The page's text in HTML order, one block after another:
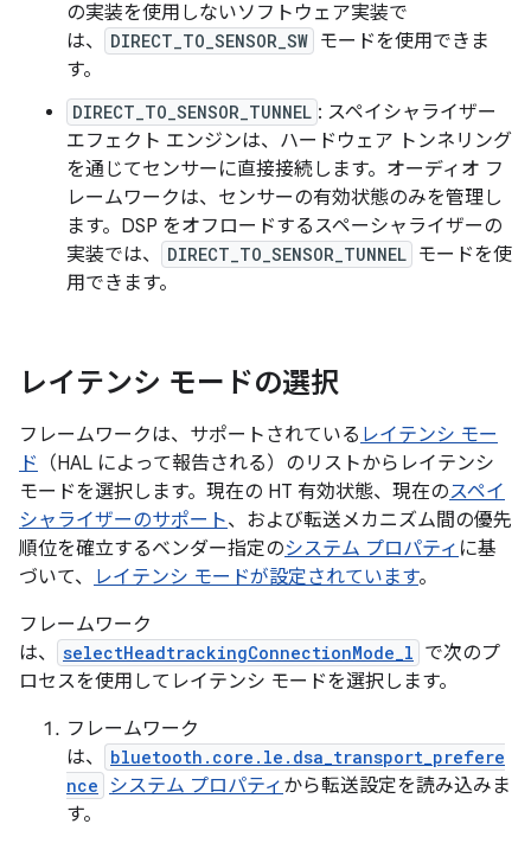
の実装を使用しないソフトウェア実装で
は、
DIRECT_TO_SENSOR_SW モードを使用できま
す。
DIRECT_TO_SENSOR_TUNNEL : スペイシャライザー
エフェクト エンジンは、ハードウェア トンネリング
を通じてセンサーに直接接続します。オーディオ フ
レームワークは、センサーの有効状態のみを管理し
ます。DSP をオフロードするスペーシャライザーの
実装では、
DIRECT_TO_SENSOR_TUNNEL モードを使
用できます。
レイテンシ モードの選択
フレームワークは、サポートされている レイテンシ モー
ド （HAL によって報告される）のリストからレイテンシ
モードを選択します。現在の HT 有効状態、現在のスペイ
シャライザーのサポート、および転送メカニズム間の優先
順位を確立するベンダー指定のシステム プロパティ に基
づいて、
レイテンシ モードが設定されています。
フレームワーク
は、
selectHeadtrackingConnectionMode_l で次のプ
ロセスを使用してレイテンシ モードを選択します。
フレームワーク
は、
bluetooth.core.le.dsa_transport_prefere
nce
システム プロパティ から転送設定を読み込みま
す。